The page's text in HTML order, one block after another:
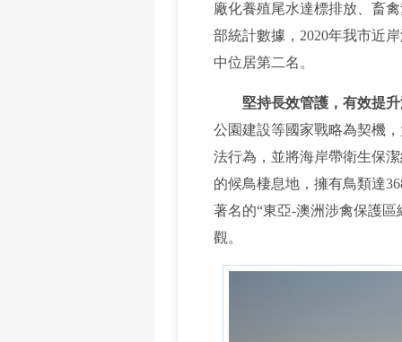
廠化養殖尾水達標排放、畜
部統計數據，2020年我市近
中位居第二名。
堅持長效管護，有效提
公園建設等國家戰略為契機
法行為，並將海岸帶衛生保
的候鳥棲息地，擁有鳥類達
著名的“東亞-澳洲涉禽保護
觀。